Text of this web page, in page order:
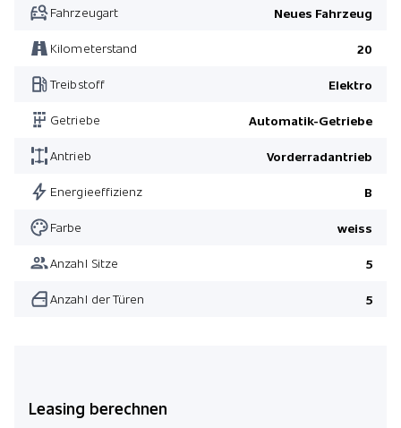
Fahrzeugart Neues Fahrzeug
Kilometerstand 20
Treibstoff Elektro
Getriebe Automatik-Getriebe
Antrieb Vorderradantrieb
Energieeffizienz B
Farbe weiss
Anzahl Sitze 5
Anzahl der Türen 5
Leasing berechnen